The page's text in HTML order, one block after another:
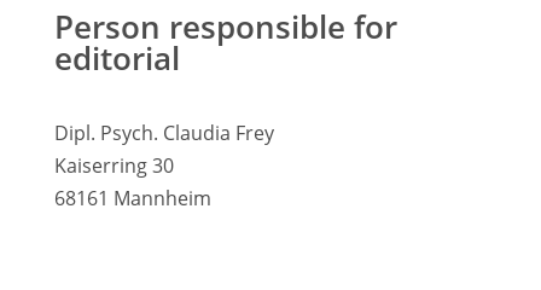
Person responsible for
editorial
Dipl. Psych. Claudia Frey
Kaiserring 30
68161 Mannheim